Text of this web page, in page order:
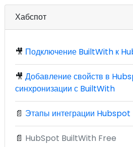
Хабспот
🎥 Подключение BuiltWith к
🎥 Добавление свойств в
синхронизации с BuiltWith
📄 Этапы интеграции Hubspot
📄 HubSpot BuiltWith Free